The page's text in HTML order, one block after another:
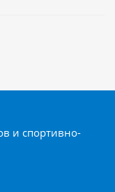
и спортивно-